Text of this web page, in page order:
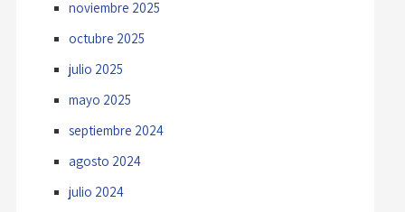
noviembre 2025
octubre 2025
julio 2025
mayo 2025
septiembre 2024
agosto 2024
julio 2024